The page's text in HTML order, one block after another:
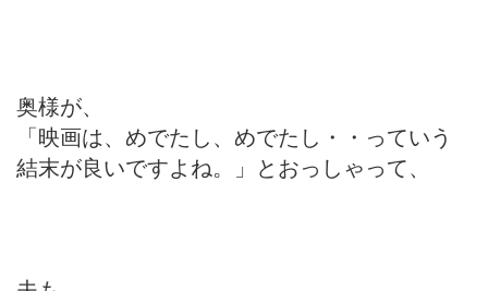
奥様が、
「映画は、めでたし、めでたし・・っていう
結末が良いですよね。」とおっしゃって、